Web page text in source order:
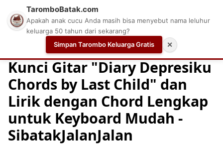
Chord Chord Gitar Easy Guitar Tabs
Kunci Gitar "Diary Depresiku
Chords by Last Child" dan
Lirik dengan Chord Lengkap
untuk Keyboard Mudah -
SibatakJalanJalan
TaromboBatak.com
Apakah anak cucu Anda masih bisa menyebut nama leluhur
keluarga 50 tahun dari sekarang?
Simpan Tarombo Keluarga Gratis
✕